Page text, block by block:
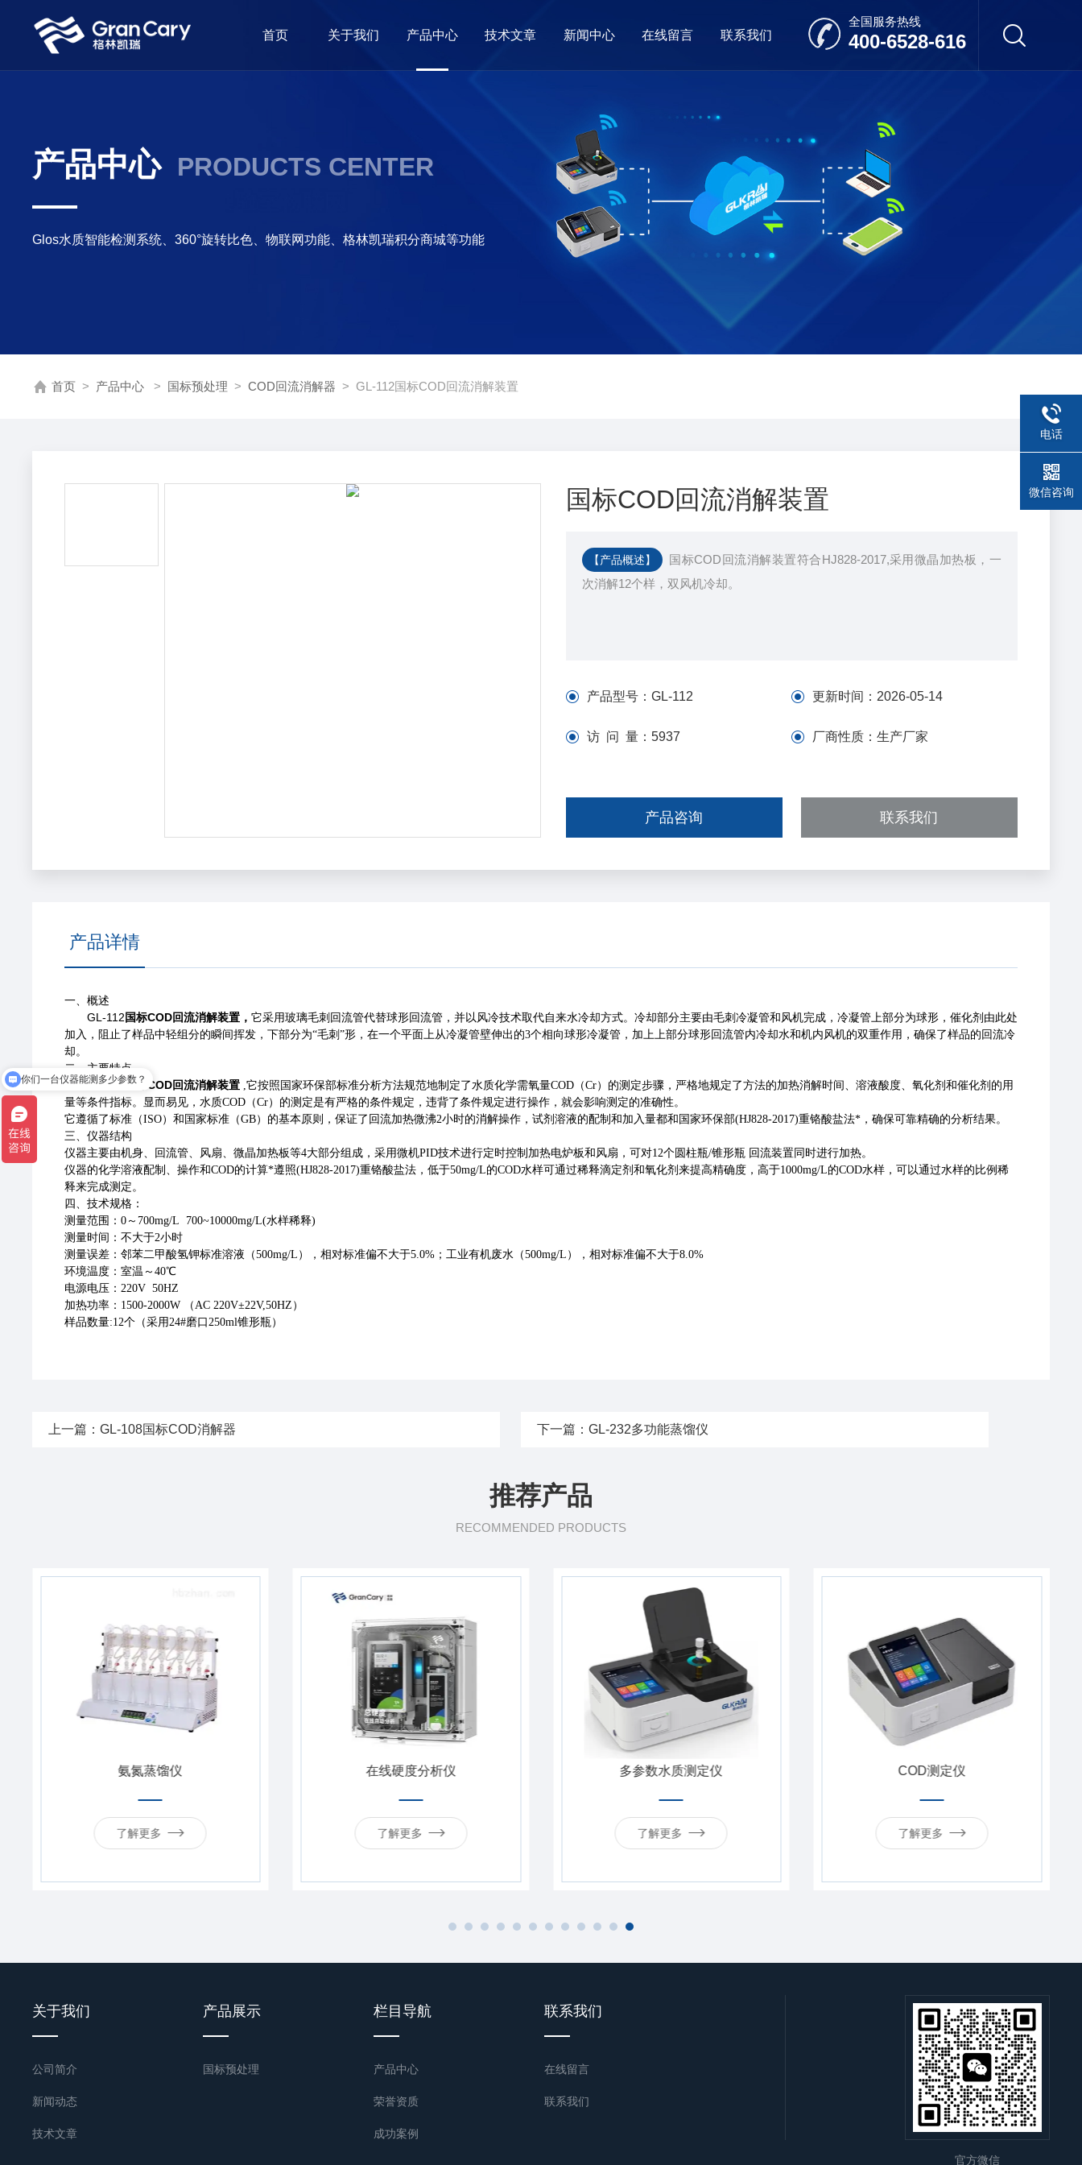
首页 关于我们 产品中心 技术文章 新闻中心 在线留言 联系我们
全国服务热线
400-6528-616
产品中心 PRODUCTS CENTER
Glos水质智能检测系统、360°旋转比色、物联网功能、格林凯瑞积分商城等功能
首页 > 产品中心 > 国标预处理 > COD回流消解器 > GL-112国标COD回流消解装置
国标COD回流消解装置
【产品概述】
国标COD回流消解装置符合HJ828-2017,采用微晶加热板，一
次消解12个样，双风机冷却。
产品型号： GL-112 更新时间： 2026-05-14
访 问 量： 5937 厂商性质：生产厂家
产品咨询 联系我们
产品详情
一、概述
GL-112国标COD回流消解装置 ， 它采用玻璃毛刺回流管代替球形回流管，并以风冷技术取代自来水冷却方式。冷却部分主要由毛刺冷凝管和风机完成，冷凝管上部分为球形，催化剂由此处
加入，阻止了样品中轻组分的瞬间挥发，下部分为“毛刺”形，在一个平面上从冷凝管壁伸出的3个相向球形冷凝管，加上上部分球形回流管内冷却水和机内风机的双重作用，确保了样品的回流冷
却。
二、主要特点
GL-112国标COD回流消解装置 ,它按照国家环保部标准分析方法规范地制定了水质化学需氧量COD（Cr）的测定步骤，严格地规定了方法的加热消解时间、溶液酸度、氧化剂和催化剂的用
量等条件指标。显而易见，水质COD（Cr）的测定是有严格的条件规定，违背了条件规定进行操作，就会影响测定的准确性。
它遵循了标准（ISO）和国家标准（GB）的基本原则，保证了回流加热微沸2小时的消解操作，试剂溶液的配制和加入量都和国家环保部(HJ828-2017)重铬酸盐法*，确保可靠精确的分析结果。
三、仪器结构
仪器主要由机身、回流管、风扇、微晶加热板等4大部分组成，采用微机PID技术进行定时控制加热电炉板和风扇，可对12个圆柱瓶/锥形瓶 回流装置同时进行加热。
仪器的化学溶液配制、操作和COD的计算*遵照(HJ828-2017)重铬酸盐法，低于50mg/L的COD水样可通过稀释滴定剂和氧化剂来提高精确度，高于1000mg/L的COD水样，可以通过水样的比例稀
释来完成测定。
四、技术规格：
测量范围：0～700mg/L 700~10000mg/L(水样稀释)
测量时间：不大于2小时
测量误差：邻苯二甲酸氢钾标准溶液（500mg/L），相对标准偏不大于5.0%；工业有机废水（500mg/L），相对标准偏不大于8.0%
环境温度：室温～40℃
电源电压：220V 50HZ
加热功率：1500-2000W （AC 220V±22V,50HZ）
样品数量:12个（采用24#磨口250ml锥形瓶）
上一篇： GL-108国标COD消解器 下一篇： GL-232多功能蒸馏仪
推荐产品
RECOMMENDED PRODUCTS
氨氮蒸馏仪
了解更多
在线硬度分析仪
了解更多
多参数水质测定仪
了解更多
COD测定仪
了解更多
关于我们
公司简介
新闻动态
技术文章
产品展示
国标预处理
栏目导航
产品中心
荣誉资质
成功案例
联系我们
在线留言
联系我们
官方微信
电话
微信咨询
你们一台仪器能测多少参数？